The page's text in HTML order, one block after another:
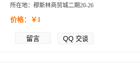
所在地：穆斯林商贸城二期20-26
价格：￥1
留言 QQ 交谈